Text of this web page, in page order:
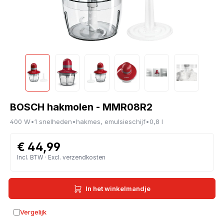
BOSCH hakmolen - MMR08R2
400 W•1 snelheden•hakmes, emulsieschijf•0,8 l
€ 44,99
Incl. BTW · Excl. verzendkosten
In het winkelmandje
Vergelijk